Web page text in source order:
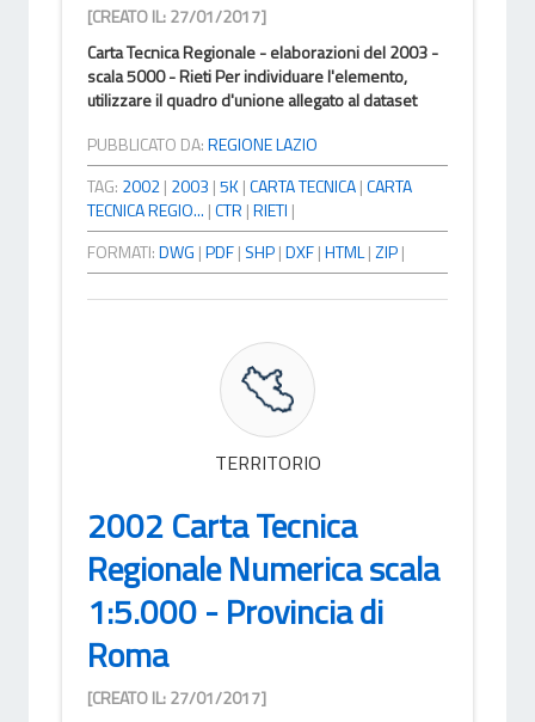
[CREATO IL: 27/01/2017]
Carta Tecnica Regionale - elaborazioni del 2003 -
scala 5000 - Rieti Per individuare l'elemento,
utilizzare il quadro d'unione allegato al dataset
PUBBLICATO DA:REGIONE LAZIO
TAG: 2002| 2003 |5K|CARTA TECNICA|CARTA
TECNICA REGIO... |CTR |RIETI |
FORMATI:DWG |PDF| SHP|DXF|HTML|ZIP|
TERRITORIO
2002 Carta Tecnica
Regionale Numerica scala
1:5.000 - Provincia di
Roma
[CREATO IL: 27/01/2017]